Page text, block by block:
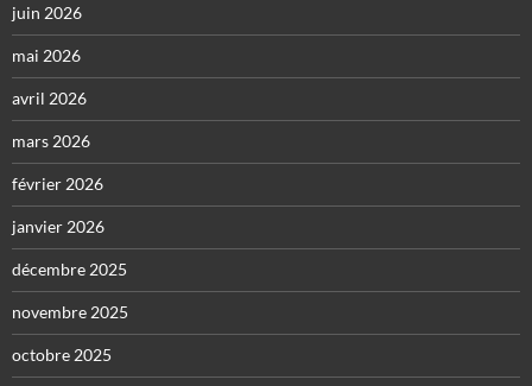
juin 2026
mai 2026
avril 2026
mars 2026
février 2026
janvier 2026
décembre 2025
novembre 2025
octobre 2025